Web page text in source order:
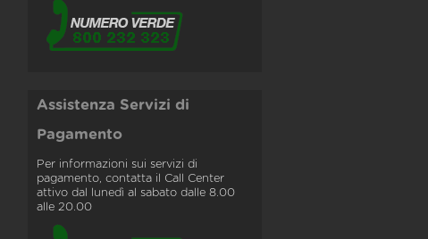
Assistenza Servizi di
Pagamento
Per informazioni sui servizi di
pagamento, contatta il Call Center
attivo dal lunedì al sabato dalle 8.00
alle 20.00